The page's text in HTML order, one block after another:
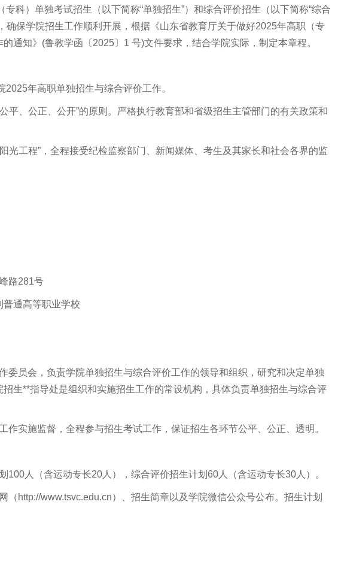
科）单独考试招生（以下简称“单独招生”）和综合评价招生（以下简称“综合
确保学院招生工作顺利开展，根据《山东省教育厅关于做好2025年高职（专
通知》(鲁教学函〔2025〕1 号)文件要求，结合学院实际，制定本章程。
年高职单独招生与综合评价工作。
平、公正、公开”的原则。严格执行教育部和省级招生主管部门的有关政策和
光工程”，全程接受纪检监察部门、新闻媒体、考生及其家长和社会各界的监
路281号
通高等职业学校
委员会，负责学院单独招生与综合评价工作的领导和组织，研究和决定单独
生**指导处是组织和实施招生工作的常设机构，具体负责单独招生与综合评
作实施监督，全程参与招生考试工作，保证招生各环节公平、公正、透明。
100人（含运动专长20人），综合评价招生计划60人（含运动专长30人）。
（http://www.tsvc.edu.cn）、招生简章以及学院微信公众号公布。招生计划